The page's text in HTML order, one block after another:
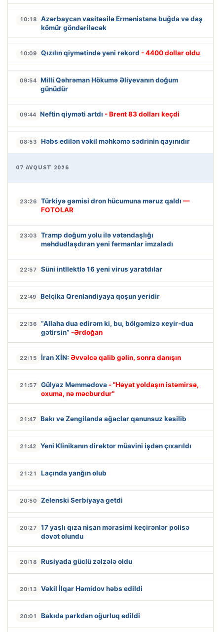
10:18
Azərbaycan vasitəsilə Ermənistana buğda və daş
kömür göndəriləcək
10:09 Qızılın qiymətində yeni rekord - 4400 dollar oldu
09:54 Milli Qəhrəman Hökumə Əliyevanın doğum
günüdür
09:44 Neftin qiyməti artdı - Brent 83 dolları keçdi
08:53 Həbs edilən vəkil məhkəmə sədrinin qayınıdır
07 AVQUST 2026
23:26 Türkiyə gəmisi dron hücumuna məruz qaldı —
FOTOLAR
23:03
Tramp doğum yolu ilə vətəndaşlığı
məhdudlaşdıran yeni fərmanlar imzaladı
22:57 Süni intllektlə 16 yeni virus yaratdılar
22:49 Belçika Qrenlandiyaya qoşun yeridir
22:36
“Allaha dua edirəm ki, bu, bölgəmizə xeyir-dua
gətirsin” -Ərdoğan
22:15 İran XİN: Əvvəlcə qalib gəlin, sonra danışın
21:57 Gülyaz Məmmədova - "Həyat yoldaşın istəmirsə,
oxuma, nə məcburdur"
21:47 Bakı və Zəngilanda ağaclar qanunsuz kəsilib
21:42 Yeni Klinikanın direktor müavini işdən çıxarıldı
21:21 Laçında yanğın olub
20:50 Zelenski Serbiyaya getdi
20:27
17 yaşlı qıza nişan mərasimi keçirənlər polisə
dəvət olundu
20:18 Rusiyada güclü zəlzələ oldu
20:13 Vəkil İlqar Həmidov həbs edildi
20:01 Bakıda parkdan oğurluq edildi